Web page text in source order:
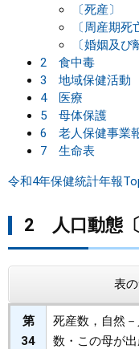
県政情報
〔死産〕
〔周産期死
〔婚姻及び
2 食中毒
3 地域保健活動
4 医療
5 母体保護
6 老人保健事業
7 生命表
令和4年保健統計年報
2 人口動態〔
表
第
34
死産数，自然
数・この母が